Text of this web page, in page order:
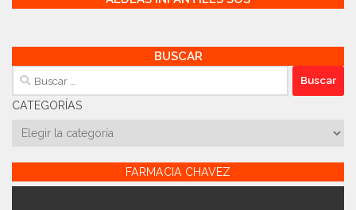
BUSCAR
Buscar:
CATEGORÍAS
Categorías
FARMACIA CHAVEZ